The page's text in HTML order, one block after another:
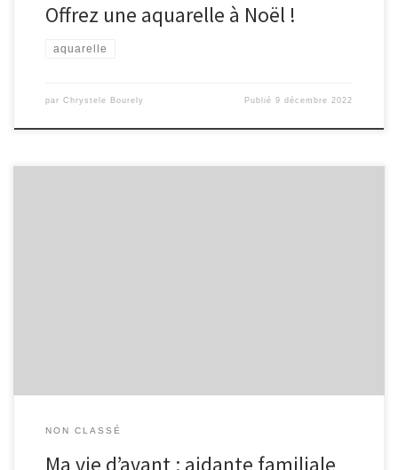
Offrez une aquarelle à Noël !
aquarelle
par Chrystele Bourely Publié9 décembre 2022
NON CLASSÉ
Ma vie d’avant : aidante familiale